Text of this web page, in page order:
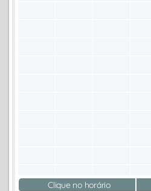
Clique no horário